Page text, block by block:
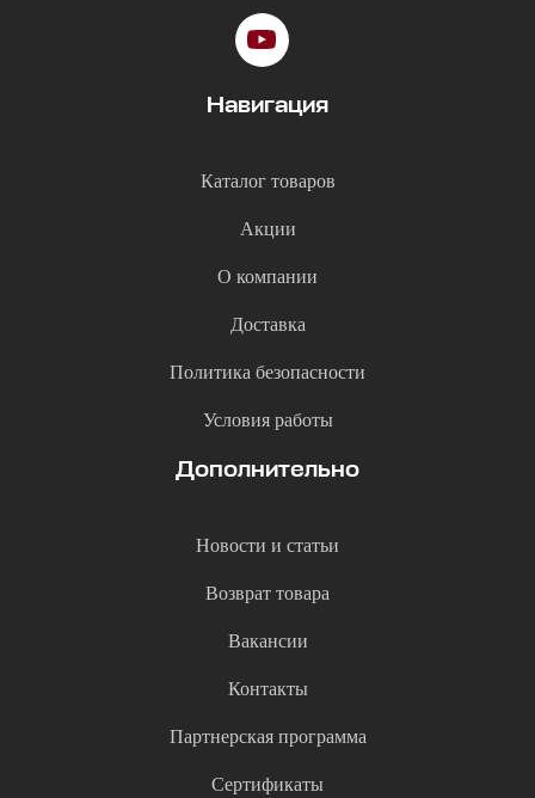
Навигация
Каталог товаров
Акции
О компании
Доставка
Политика безопасности
Условия работы
Дополнительно
Новости и статьи
Возврат товара
Вакансии
Контакты
Партнерская программа
Сертификаты